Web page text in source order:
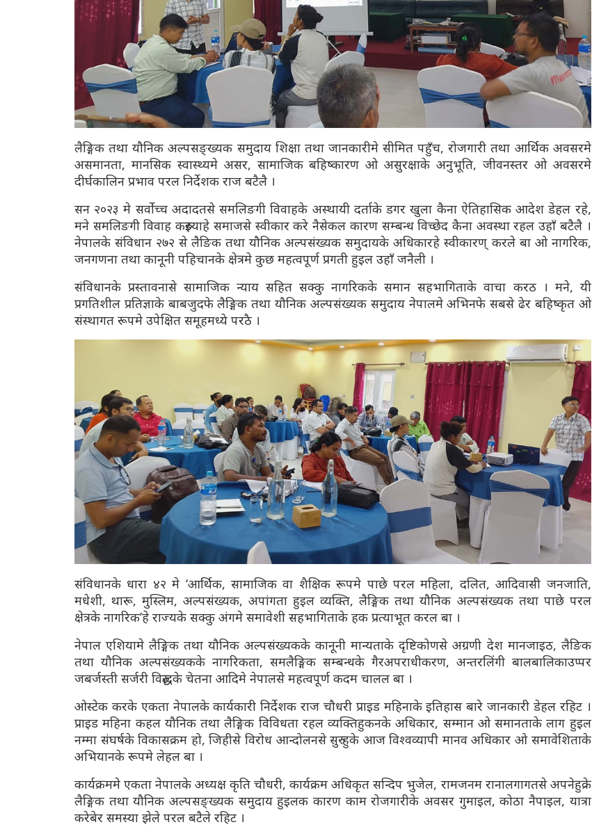
लैङ्गिक तथा यौनिक अल्पसङ्ख्यक समुदाय शिक्षा तथा जानकारीमे सीमित पहुँच, रोजगारी तथा आर्थिक अवसरमे
असमानता, मानसिक स्वास्थ्यमे असर, सामाजिक बहिष्कारण ओ असुरक्षाके अनुभूति, जीवनस्तर ओ अवसरमे
दीर्घकालिन प्रभाव परल निर्देशक राज बटैलै ।
सन २०२३ मे सर्वोच्च अदादतसे समलिङगी विवाहके अस्थायी दर्ताके डगर खुला कैना ऐतिहासिक आदेश डेहल रहे,
मने समलिङगी विवाह करुइयाहे समाजसे स्वीकार करे नैसेकल कारण सम्बन्ध विच्छेद कैना अवस्था रहल उहाँ बटैलै ।
नेपालके संविधान २७२ से लैङिक तथा यौनिक अल्पसंख्यक समुदायके अधिकारहे स्वीकारण् करले बा ओ नागरिक,
जनगणना तथा कानूनी पहिचानके क्षेत्रमे कुछ महत्वपूर्ण प्रगती हुइल उहाँ जनैली ।
संविधानके प्रस्तावनासे सामाजिक न्याय सहित सक्कु नागरिकके समान सहभागिताके वाचा करठ । मने, यी
प्रगतिशील प्रतिज्ञाके बाबजुदफे लैङ्गिक तथा यौनिक अल्पसंख्यक समुदाय नेपालमे अभिनफे सबसे ढेर बहिष्कृत ओ
संस्थागत रूपमे उपेक्षित समूहमध्ये परठै ।
संविधानके धारा ४२ मे ‘आर्थिक, सामाजिक वा शैक्षिक रूपमे पाछे परल महिला, दलित, आदिवासी जनजाति,
मधेशी, थारू, मुस्लिम, अल्पसंख्यक, अपांगता हुइल व्यक्ति, लैङ्गिक तथा यौनिक अल्पसंख्यक तथा पाछे परल
क्षेत्रके नागरिक’हे राज्यके सक्कु अंगमे समावेशी सहभागिताके हक प्रत्याभूत करल बा ।
नेपाल एशियामे लैङ्गिक तथा यौनिक अल्पसंख्यकके कानूनी मान्यताके दृष्टिकोणसे अग्रणी देश मानजाइठ, लैङिक
तथा यौनिक अल्पसंख्यकके नागरिकता, समलैङ्गिक सम्बन्धके गैरअपराधीकरण, अन्तरलिंगी बालबालिकाउप्पर
जबर्जस्ती सर्जरी विरुद्धके चेतना आदिमे नेपालसे महत्वपूर्ण कदम चालल बा ।
ओस्टेक करके एकता नेपालके कार्यकारी निर्देशक राज चौधरी प्राइड महिनाके इतिहास बारे जानकारी डेहल रहिट ।
प्राइड महिना कहल यौनिक तथा लैङ्गिक विविधता रहल व्यक्तिहुकनके अधिकार, सम्मान ओ समानताके लाग हुइल
नम्मा संघर्षके विकासक्रम हो, जिहीसे विरोध आन्दोलनसे सुरु हुके आज विश्वव्यापी मानव अधिकार ओ समावेशिताके
अभियानके रूपमे लेहल बा ।
कार्यक्रममे एकता नेपालके अध्यक्ष कृति चौधरी, कार्यक्रम अधिकृत सन्दिप भुजेल, रामजनम रानालगागतसे अपनेहुक्रे
लैङ्गिक तथा यौनिक अल्पसङ्ख्यक समुदाय हुइलक कारण काम रोजगारीके अवसर गुमाइल, कोठा नैपाइल, यात्रा
करेबेर समस्या झेले परल बटैले रहिट ।